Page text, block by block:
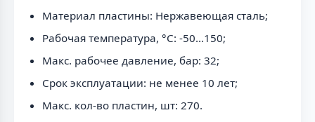
Материал пластины: Нержавеющая сталь;
Рабочая температура, °C: -50...150;
Макс. рабочее давление, бар: 32;
Срок эксплуатации: не менее 10 лет;
Макс. кол-во пластин, шт: 270.